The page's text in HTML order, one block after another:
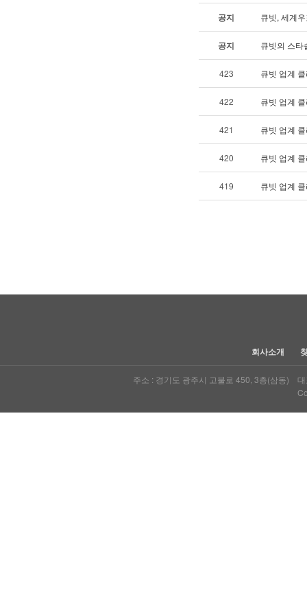
공지 큐빗, 세계
공지 큐빗의 스
423 큐빗 업계
422 큐빗 업계
421 큐빗 업계
420 큐빗 업계
419 큐빗 업계
회사소개
주소 : 경기도 광주시 고불로 450, 3층(삼동)